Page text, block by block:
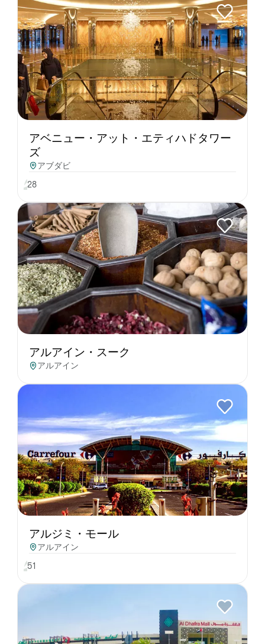
アベニュー・アット・エティハドタワー
ズ
アブダビ
28
アルアイン・スーク
アルアイン
アルジミ・モール
アルアイン
51